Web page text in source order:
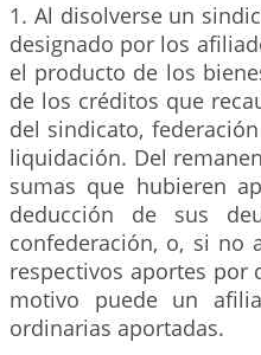
1. Al disolverse un
designado por los
el producto de los
de los créditos que
del sindicato,
liquidación. Del
sumas que hubieren
deducción de sus
confederación, o, si no
respectivos aportes por
motivo puede un
ordinarias aportadas.